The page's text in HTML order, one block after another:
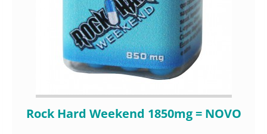
Rock Hard Weekend 1850mg = NOVO